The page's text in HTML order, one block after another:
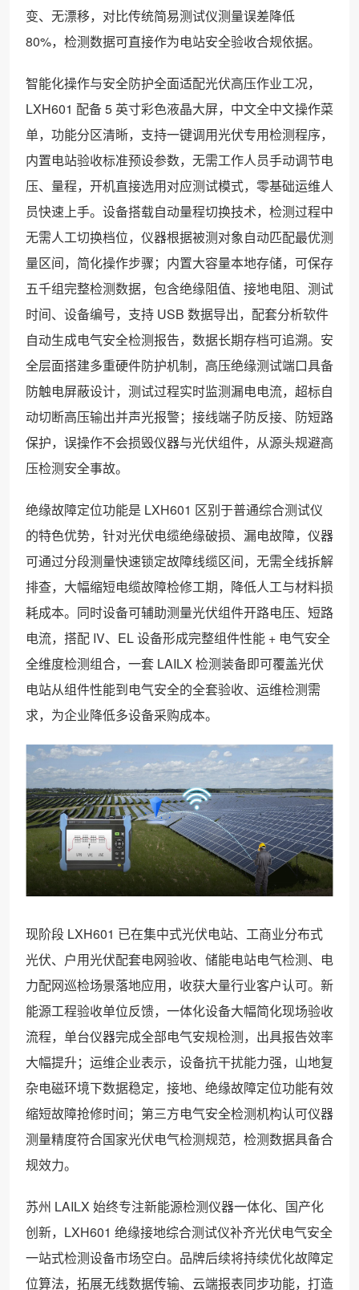
变、无漂移，对比传统简易测试仪测量误差降低
80%，检测数据可直接作为电站安全验收合规依据。
智能化操作与安全防护全面适配光伏高压作业工况，
LXH601 配备 5 英寸彩色液晶大屏，中文全中文操作菜
单，功能分区清晰，支持一键调用光伏专用检测程序，
内置电站验收标准预设参数，无需工作人员手动调节电
压、量程，开机直接选用对应测试模式，零基础运维人
员快速上手。设备搭载自动量程切换技术，检测过程中
无需人工切换档位，仪器根据被测对象自动匹配最优测
量区间，简化操作步骤；内置大容量本地存储，可保存
五千组完整检测数据，包含绝缘阻值、接地电阻、测试
时间、设备编号，支持 USB 数据导出，配套分析软件
自动生成电气安全检测报告，数据长期存档可追溯。安
全层面搭建多重硬件防护机制，高压绝缘测试端口具备
防触电屏蔽设计，测试过程实时监测漏电电流，超标自
动切断高压输出并声光报警；接线端子防反接、防短路
保护，误操作不会损毁仪器与光伏组件，从源头规避高
压检测安全事故。
绝缘故障定位功能是 LXH601 区别于普通综合测试仪
的特色优势，针对光伏电缆绝缘破损、漏电故障，仪器
可通过分段测量快速锁定故障线缆区间，无需全线拆解
排查，大幅缩短电缆故障检修工期，降低人工与材料损
耗成本。同时设备可辅助测量光伏组件开路电压、短路
电流，搭配 IV、EL 设备形成完整组件性能 + 电气安全
全维度检测组合，一套 LAILX 检测装备即可覆盖光伏
电站从组件性能到电气安全的全套验收、运维检测需
求，为企业降低多设备采购成本。
现阶段 LXH601 已在集中式光伏电站、工商业分布式
光伏、户用光伏配套电网验收、储能电站电气检测、电
力配网巡检场景落地应用，收获大量行业客户认可。新
能源工程验收单位反馈，一体化设备大幅简化现场验收
流程，单台仪器完成全部电气安规检测，出具报告效率
大幅提升；运维企业表示，设备抗干扰能力强，山地复
杂电磁环境下数据稳定，接地、绝缘故障定位功能有效
缩短故障抢修时间；第三方电气安全检测机构认可仪器
测量精度符合国家光伏电气检测规范，检测数据具备合
规效力。
苏州 LAILX 始终专注新能源检测仪器一体化、国产化
创新，LXH601 绝缘接地综合测试仪补齐光伏电气安全
一站式检测设备市场空白。品牌后续将持续优化故障定
位算法，拓展无线数据传输、云端报表同步功能，打造